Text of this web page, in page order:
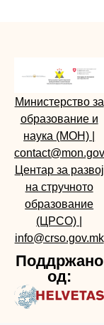
Министерство за
образование и
наука (МОН)
Центар за развој
на стручното
образование
(ЦРСО)
info@crso.gov.mk
Поддржано
од: